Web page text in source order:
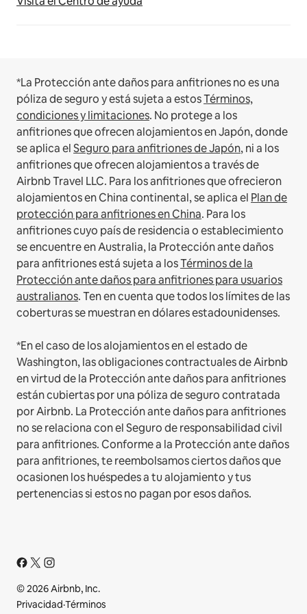
*La Protección ante daños para anfitriones no es una
póliza de seguro y está sujeta a estosTérminos,
condiciones y limitaciones. No protege a los
anfitriones que ofrecen alojamientos en Japón, donde
se aplica elSeguro para anfitriones de Japón, ni a los
anfitriones que ofrecen alojamientos a través de
Airbnb Travel LLC. Para los anfitriones que ofrecieron
alojamientos en China continental, se aplica el Plan de
protección para anfitriones en China. Para los
anfitriones cuyo país de residencia o establecimiento
se encuentre en Australia, la Protección ante daños
para anfitriones está sujeta a losTérminos de la
Protección ante daños para anfitriones para usuarios
australianos. Ten en cuenta que todos los límites de las
coberturas se muestran en dólares estadounidenses.
*En el caso de los alojamientos en el estado de
Washington, las obligaciones contractuales de Airbnb
en virtud de la Protección ante daños para anfitriones
están cubiertas por una póliza de seguro contratada
por Airbnb. La Protección ante daños para anfitriones
no se relaciona con el Seguro de responsabilidad civil
para anfitriones. Conforme a la Protección ante daños
para anfitriones, te reembolsamos ciertos daños que
ocasionen los huéspedes a tu alojamiento y tus
pertenencias si estos no pagan por esos daños.
© 2026 Airbnb, Inc.
Privacidad·Términos